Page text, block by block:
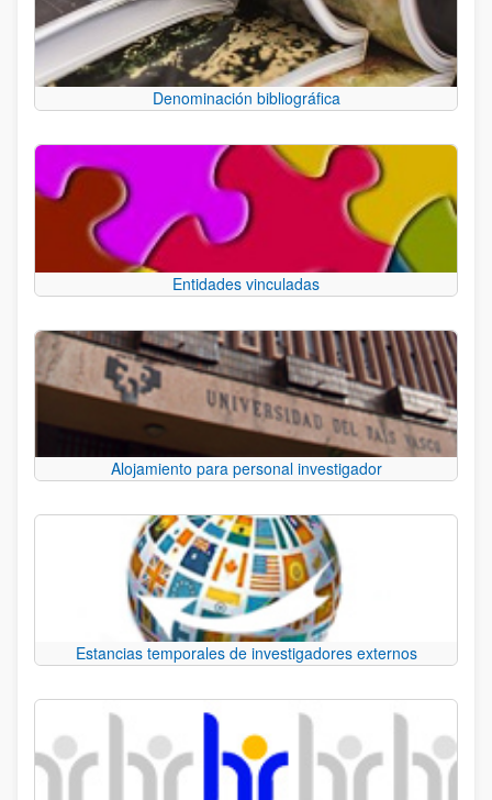
Denominación bibliográfica
Entidades vinculadas
Alojamiento para personal investigador
Estancias temporales de investigadores externos